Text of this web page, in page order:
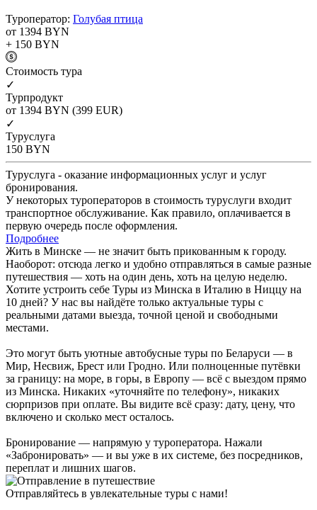
Туроператор: Голубая птица
от 1394 BYN
+ 150 BYN
Cтоимость тура
✓
Турпродукт
от 1394 BYN (399 EUR)
✓
Туруслуга
150 BYN
Туруслуга - оказание информационных услуг и услуг
бронирования.
У некоторых туроператоров в стоимость туруслуги входит
транспортное обслуживание. Как правило, оплачивается в
первую очередь после оформления.
Подробнее
Жить в Минске — не значит быть прикованным к городу.
Наоборот: отсюда легко и удобно отправляться в самые разные
путешествия — хоть на один день, хоть на целую неделю.
Хотите устроить себе Туры из Минска в Италию в Ниццу на
10 дней? У нас вы найдёте только актуальные туры с
реальными датами выезда, точной ценой и свободными
местами.
Это могут быть уютные автобусные туры по Беларуси — в
Мир, Несвиж, Брест или Гродно. Или полноценные путёвки
за границу: на море, в горы, в Европу — всё с выездом прямо
из Минска. Никаких «уточняйте по телефону», никаких
сюрпризов при оплате. Вы видите всё сразу: дату, цену, что
включено и сколько мест осталось.
Бронирование — напрямую у туроператора. Нажали
«Забронировать» — и вы уже в их системе, без посредников,
переплат и лишних шагов.
Отправляйтесь в увлекательные туры с нами!